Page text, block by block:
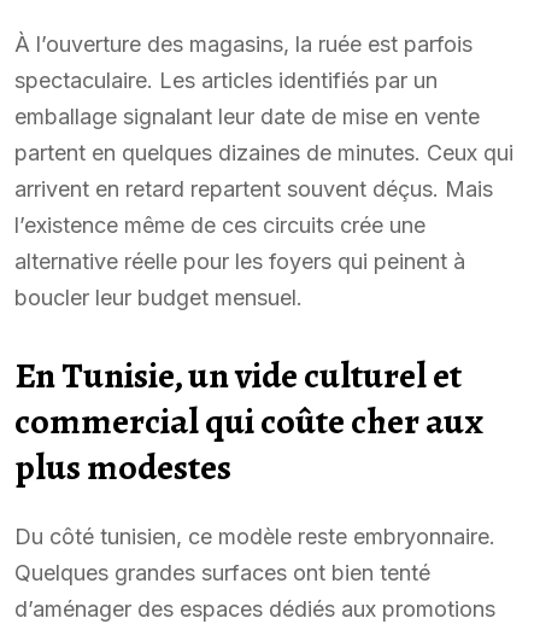
À l’ouverture des magasins, la ruée est parfois
spectaculaire. Les articles identifiés par un
emballage signalant leur date de mise en vente
partent en quelques dizaines de minutes. Ceux qui
arrivent en retard repartent souvent déçus. Mais
l’existence même de ces circuits crée une
alternative réelle pour les foyers qui peinent à
boucler leur budget mensuel.
En Tunisie, un vide culturel et
commercial qui coûte cher aux
plus modestes
Du côté tunisien, ce modèle reste embryonnaire.
Quelques grandes surfaces ont bien tenté
d’aménager des espaces dédiés aux promotions